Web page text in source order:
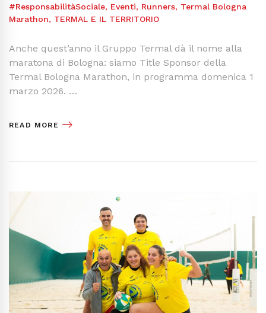
#ResponsabilitàSociale, Eventi, Runners, Termal Bologna
Marathon, TERMAL E IL TERRITORIO
Anche quest’anno il Gruppo Termal dà il nome alla
maratona di Bologna: siamo Title Sponsor della
Termal Bologna Marathon, in programma domenica 1
marzo 2026. …
READ MORE